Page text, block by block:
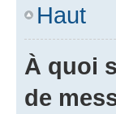
Haut
À quoi
de